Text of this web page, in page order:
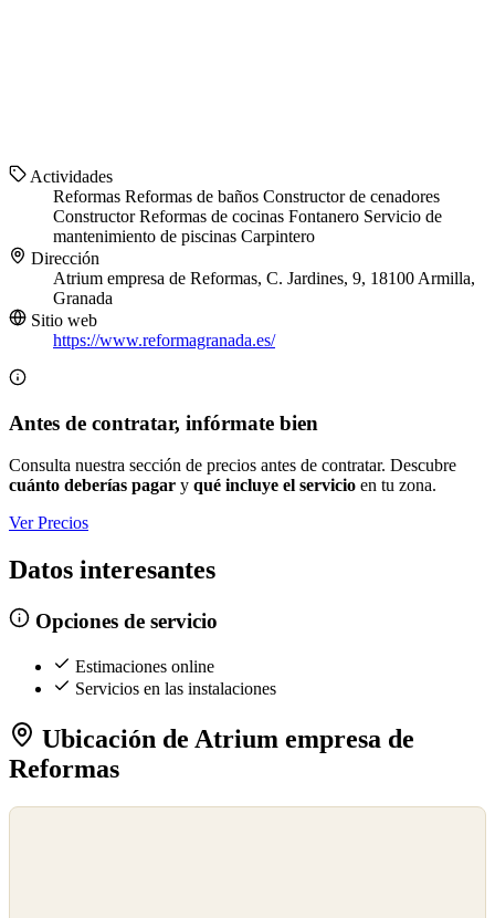
Actividades
Reformas Reformas de baños Constructor de cenadores
ConstructorReformas de cocinas Fontanero Servicio de
mantenimiento de piscinas Carpintero
Dirección
Atrium empresa de Reformas, C. Jardines, 9, 18100 Armilla,
Granada
Sitio web
https://www.reformagranada.es/
Antes de contratar, infórmate bien
Consulta nuestra sección de precios antes de contratar. Descubre
cuánto deberías pagar y qué incluye el servicio en tu zona.
Ver Precios
Datos interesantes
Opciones de servicio
Estimaciones online
Servicios en las instalaciones
Ubicación de Atrium empresa de
Reformas